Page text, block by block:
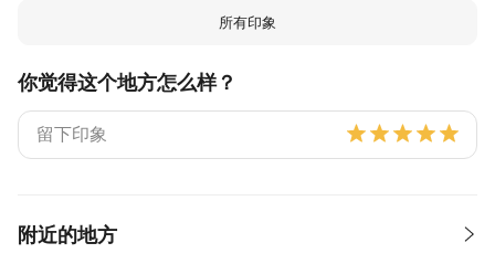
所有印象
你觉得这个地方怎么样？
附近的地方